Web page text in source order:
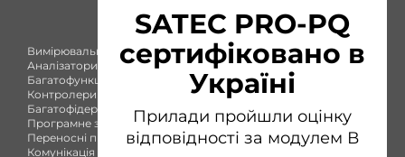
Вимірювальні прилади
Аналізатори якості
Багатофункціональні лічильники
Контролери приєднання
Багатофідерний лічильник
Програмне забезпечення
Переносні прилади
Комунікація
SATEC PRO-PQ
сертифіковано в
Україні
Прилади пройшли оцінку
відповідності за модулем В